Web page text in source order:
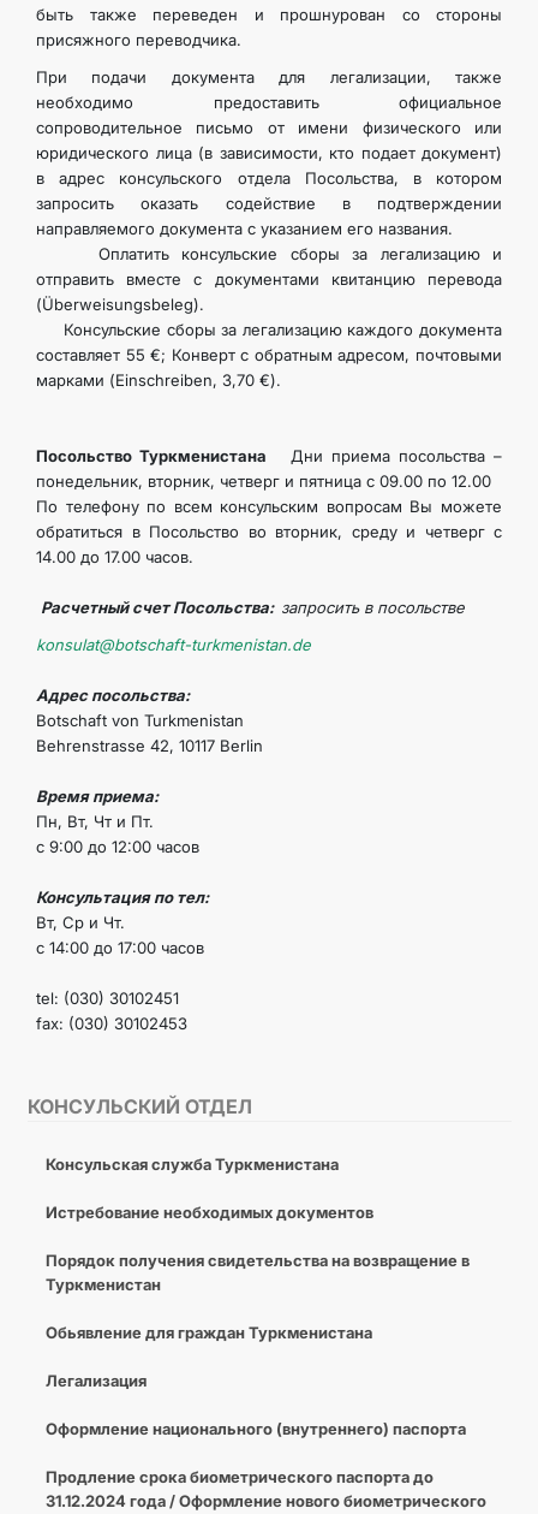
КОНСУЛЬСКИЙ ОТДЕЛ
Консульская служба Туркменистана
Истребование необходимых документов
Порядок получения свидетельства на возвращение в
Туркменистан
Обьявление для граждан Туркменистана
Легализация
Оформление национального (внутреннего) паспорта
Продление срока биометрического паспорта до
31.12.2024 года / Оформление нового биометрического
быть также переведен и прошнурован со стороны
присяжного переводчика.
При подачи документа для легализации, также
необходимо предоставить официальное
сопроводительное письмо от имени физического или
юридического лица (в зависимости, кто подает документ)
в адрес консульского отдела Посольства, в котором
запросить оказать содействие в подтверждении
направляемого документа с указанием его названия.
Оплатить консульские сборы за легализацию и
отправить вместе с документами квитанцию перевода
(Überweisungsbeleg).
Консульские сборы за легализацию каждого документа
составляет 55 €; Конверт с обратным адресом, почтовыми
марками (Einschreiben, 3,70 €).
Посольство Туркменистана Дни приема посольства –
понедельник, вторник, четверг и пятница с 09.00 по 12.00
По телефону по всем консульским вопросам Вы можете
обратиться в Посольство во вторник, среду и четверг с
14.00 до 17.00 часов.
Расчетный счет Посольства: запросить в посольстве
konsulat@botschaft-turkmenistan.de
Адрес посольства:
Botschaft von Turkmenistan
Behrenstrasse 42, 10117 Berlin
Время приема:
Пн, Вт, Чт и Пт.
с 9:00 до 12:00 часов
Консультация по тел:
Вт, Ср и Чт.
с 14:00 до 17:00 часов
tel: (030) 30102451
fax: (030) 30102453